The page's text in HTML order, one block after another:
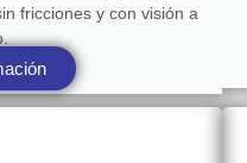
fricciones y con visión a